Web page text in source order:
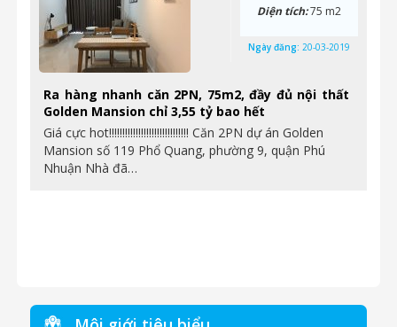
Ra hàng nhanh căn 2PN, 75m2, đầy đủ nội thất
Golden Mansion chỉ 3,55 tỷ bao hết
Giá cực hot!!!!!!!!!!!!!!!!!!!!!!!!!!!!!! Căn 2PN dự án Golden
Mansion số 119 Phổ Quang, phường 9, quận Phú
Nhuận Nhà đã…
Diện tích:75 m2
Ngày đăng: 20-03-2019